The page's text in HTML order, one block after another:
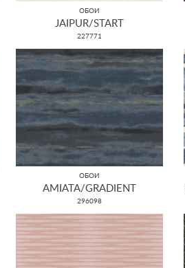
ОБОИ
JAIPUR/START
227771
ОБОИ
AMIATA/GRADIENT
296098